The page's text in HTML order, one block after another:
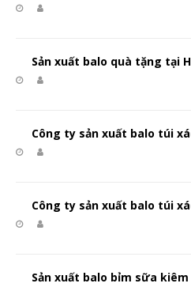
Sản xuất balo quà tặng tại
Công ty sản xuất balo túi
Công ty sản xuất balo túi
Sản xuất balo bỉm sữa